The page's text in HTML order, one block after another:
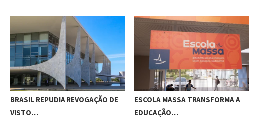
BRASIL REPUDIA REVOGAÇÃO DE
VISTO…
ESCOLA MASSA TRANSFORMA A
EDUCAÇÃO…